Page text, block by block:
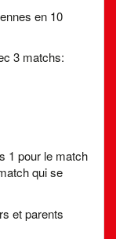
en 10
3 matchs:
1 pour le match
qui se
et parents